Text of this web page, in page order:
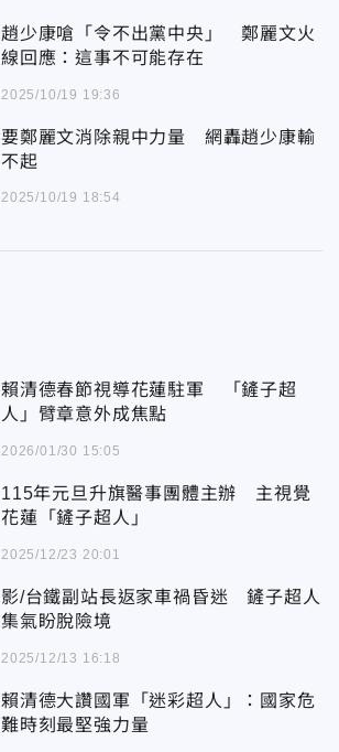
趙少康嗆「令不出黨中央」 鄭麗文火
線回應：這事不可能存在
2025/10/19 19:36
要鄭麗文消除親中力量 網轟趙少康輸
不起
2025/10/19 18:54
賴清德春節視導花蓮駐軍 「鏟子超
人」臂章意外成焦點
2026/01/30 15:05
115年元旦升旗醫事團體主辦 主視覺
花蓮「鏟子超人」
2025/12/23 20:01
影/台鐵副站長返家車禍昏迷 鏟子超人
集氣盼脫險境
2025/12/13 16:18
賴清德大讚國軍「迷彩超人」：國家危
難時刻最堅強力量